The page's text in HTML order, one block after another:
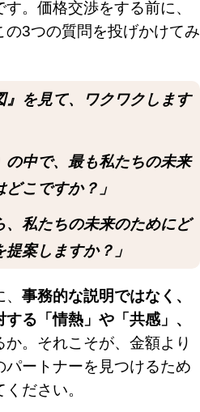
。価格交渉をする前に、
3つの質問を投げかけてみ
』を見て、ワクワクします
の中で、最も私たちの未来
こですか？」
、私たちの未来のためにど
案しますか？」
事務的な説明ではなく、
る「情熱」や「共感」、
か。それこそが、金額より
パートナーを見つけるため
ださい。